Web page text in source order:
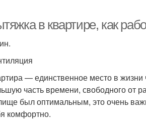
в квартире, как
— единственное место в жизни
часть времени, свободного от
был оптимальным, это очень
комфортно.